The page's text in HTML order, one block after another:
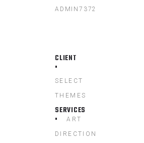
ADMIN7372
CLIENT
SELECT
THEMES
SERVICES
ART
DIRECTION